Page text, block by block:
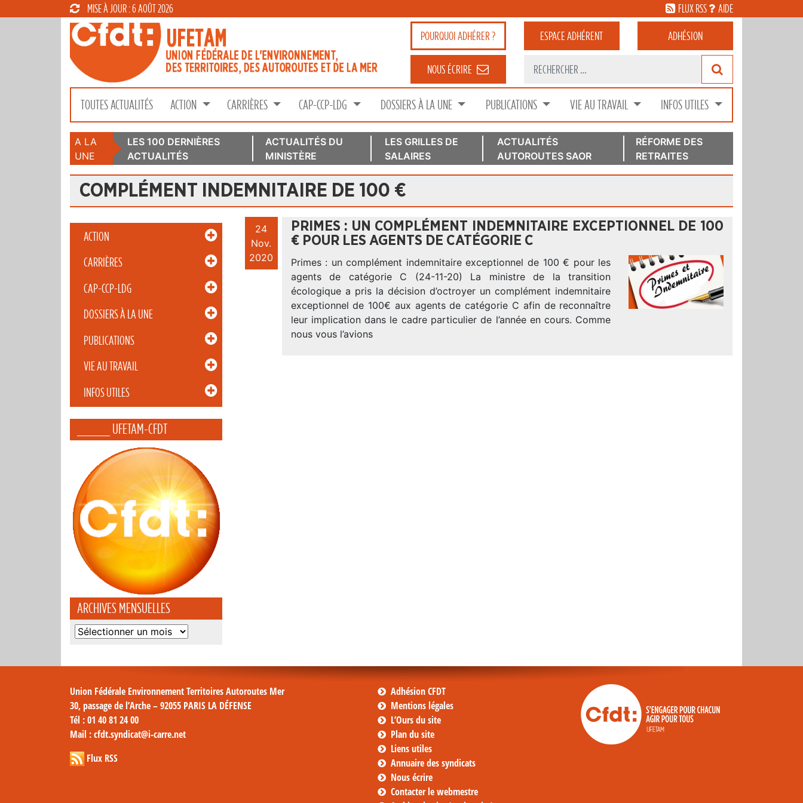
MISE À JOUR : 6 AOÛT 2026 FLUX RSS AIDE
POURQUOIADHÉRER ? ESPACEADHÉRENT ADHÉSION
NOUS ÉCRIRE
TOUTES ACTUALITÉS ACTION CARRIÈRES CAP-CCP-LDG DOSSIERS À LA UNE PUBLICATIONS VIE AU TRAVAIL INFOS UTILES
A LA
UNE
LES 100 DERNIÈRES
ACTUALITÉS
ACTUALITÉS DU
MINISTÈRE
LES GRILLES DE
SALAIRES
ACTUALITÉS
AUTOROUTES SAOR
RÉFORME DES
RETRAITES
COMPLÉMENT INDEMNITAIRE DE 100 €
ACTION
CARRIÈRES
CAP-CCP-LDG
DOSSIERS À LA UNE
PUBLICATIONS
VIE AU TRAVAIL
INFOS UTILES
_____ UFETAM-CFDT
ARCHIVES MENSUELLES
Archives
24
Nov.
2020
PRIMES : UN COMPLÉMENT INDEMNITAIRE EXCEPTIONNEL DE 100
€ POUR LES AGENTS DE CATÉGORIE C
Primes : un complément indemnitaire exceptionnel de 100 € pour les
agents de catégorie C (24-11-20) La ministre de la transition
écologique a pris la décision d’octroyer un complément indemnitaire
exceptionnel de 100€ aux agents de catégorie C afin de reconnaître
leur implication dans le cadre particulier de l’année en cours. Comme
nous vous l’avions
Union Fédérale Environnement Territoires Autoroutes Mer
30, passage de l’Arche – 92055 PARIS LA DÉFENSE
Tél : 01 40 81 24 00
Mail : cfdt.syndicat@i-carre.net
Flux RSS
Adhésion CFDT
Mentions légales
L’Ours du site
Plan du site
Liens utiles
Annuaire des syndicats
Nous écrire
Contacter le webmestre